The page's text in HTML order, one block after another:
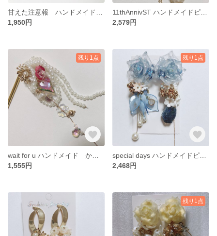
1,950円
2,579円
残り1点
1,555円
残り1点
2,468円
残り1点